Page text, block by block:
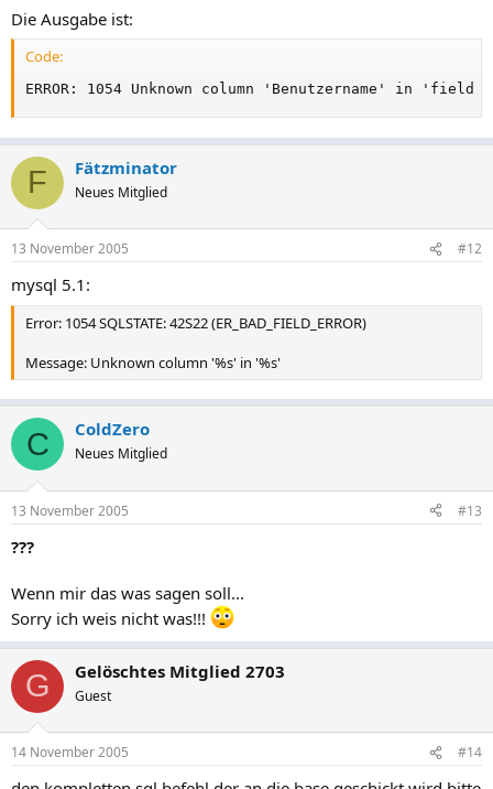
Die Ausgabe ist:
Code:
ERROR: 1054 Unknown column 'Benutzername' in
F Fätzminator
Neues Mitglied
13 November 2005 #12
mysql 5.1:
Error: 1054 SQLSTATE: 42S22 (ER_BAD_FIELD_ERROR)
Message: Unknown column '%s' in '%s'
C ColdZero
Neues Mitglied
13 November 2005 #13
???
Wenn mir das was sagen soll...
Sorry ich weis nicht was!!!
G Gelöschtes Mitglied 2703
Guest
14 November 2005 #14